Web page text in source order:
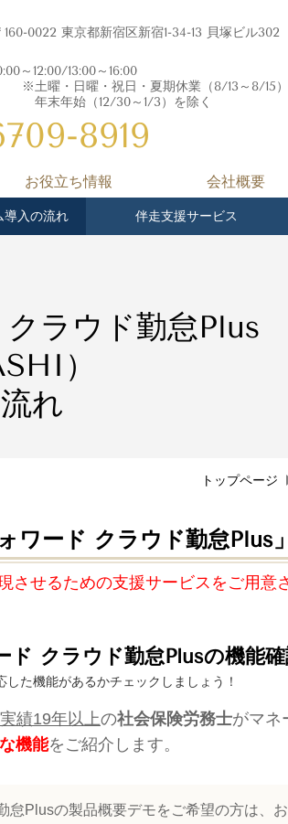
160-0022 東京都新宿区新宿1-34-13 貝塚ビル302
～12:00/13:00～16:00
※土曜・日曜・祝日・夏期休業（8/13～8/15）
年末年始（12/30～1/3）を除く
8919
お役立ち情報 会社概要
導入の流れ 伴走支援サービス
ラウド勤怠Plus
）
れ
トップページ
ワード クラウド勤怠Plus
させるための支援サービスをご用意
ド クラウド勤怠Plusの機能
た機能があるかチェックしましょう！
績19年以上の社会保険労務士がマネ
機能を ご紹介します。
怠Plusの製品概要デモをご希望の方は、